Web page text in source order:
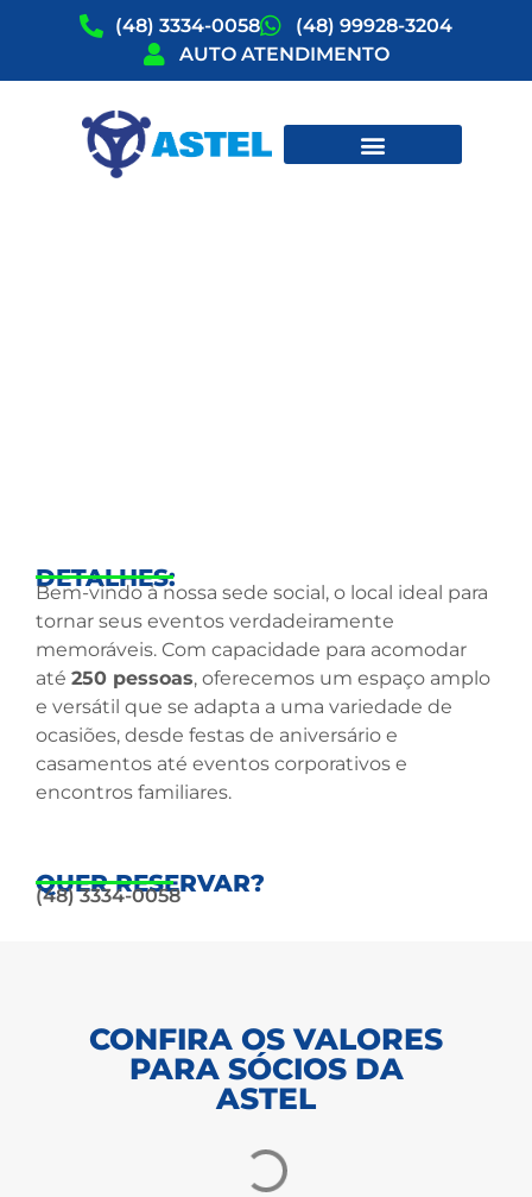
(48) 3334-0058
(48) 99928-3204
AUTO ATENDIMENTO
DETALHES:
Bem-vindo à nossa sede social, o local ideal para
tornar seus eventos verdadeiramente
memoráveis. Com capacidade para acomodar
até 250 pessoas, oferecemos um espaço amplo
e versátil que se adapta a uma variedade de
ocasiões, desde festas de aniversário e
casamentos até eventos corporativos e
encontros familiares.
QUER RESERVAR?
(48) 3334-0058
CONFIRA OS VALORES
PARA SÓCIOS DA
ASTEL